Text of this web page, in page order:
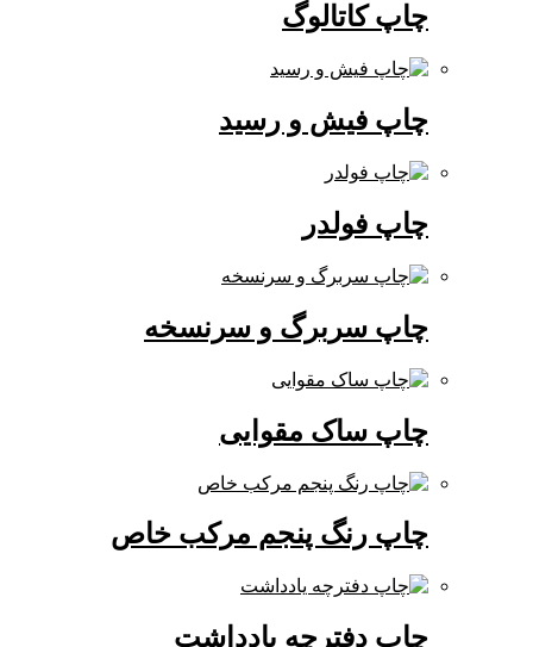
چاپ کاتالوگ
چاپ فیش و رسید
چاپ فولدر
چاپ سربرگ و سرنسخه
چاپ ساک مقوایی
چاپ رنگ پنجم مرکب خاص
چاپ دفترچه یادداشت